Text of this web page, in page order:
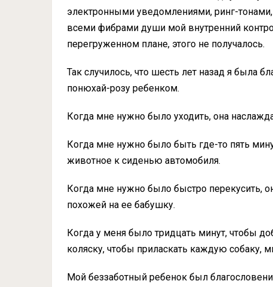
электронными уведомлениями, ринг-
всеми фибрами души мой внутренний
перегруженном плане, этого не получалось.
Так случилось, что шесть лет назад я была
понюхай-розу ребенком.
Когда мне нужно было уходить, она
Когда мне нужно было быть где-то пять
животное к сиденью автомобиля.
Когда мне нужно было быстро перекусить,
похожей на ее бабушку.
Когда у меня было тридцать минут, чтобы
коляску, чтобы приласкать каждую собаку,
Мой беззаботный ребенок был